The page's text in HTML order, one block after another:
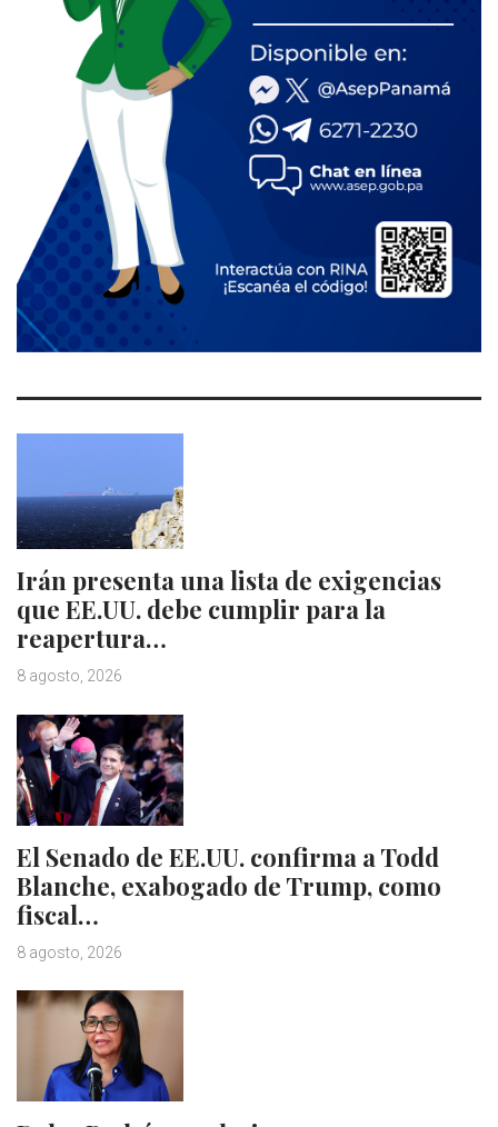
Irán presenta una lista de exigencias
que EE.UU. debe cumplir para la
reapertura…
8 agosto, 2026
El Senado de EE.UU. confirma a Todd
Blanche, exabogado de Trump, como
fiscal…
8 agosto, 2026